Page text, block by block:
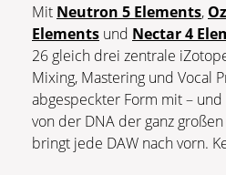
Mit Neutron 5 Elements,
Elements und Nectar 4
26 gleich drei zentrale
Mixing, Mastering und Vocal
abgespeckter Form mit –
von der DNA der ganz
bringt jede DAW nach vorn.